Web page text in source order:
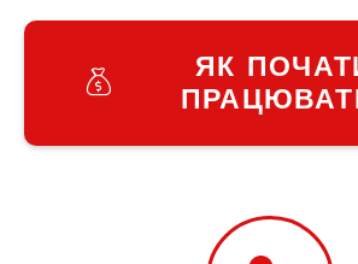
ЯК
Великий Омеляник
Вільнянськ
Вінниця
Винники
Вишенки